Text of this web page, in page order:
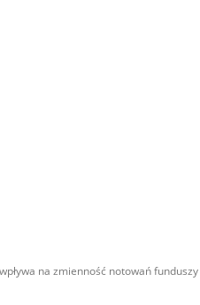
na zmienność notowań